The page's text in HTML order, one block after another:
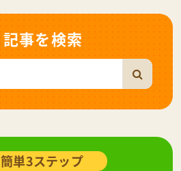
記事を検索
簡単3ステップ